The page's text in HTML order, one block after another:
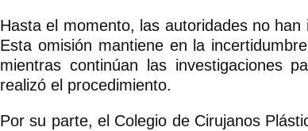
Hasta el momento, las autoridades no
Esta omisión mantiene en la
mientras continúan las investigaciones
realizó el procedimiento.
Por su parte, el Colegio de Cirujanos